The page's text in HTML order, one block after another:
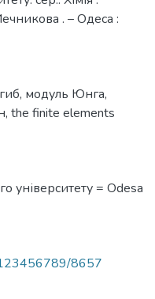
. – Одеса :
, модуль Юнга,
, the finite elements
університету = Odesa
123456789/8657